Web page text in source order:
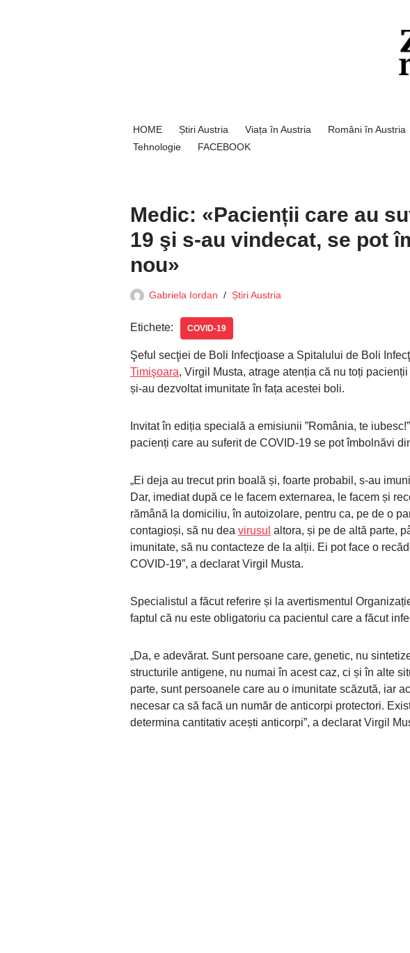
HOME Știri Austria Viața în Austria Români în Austria
Tehnologie
FACEBOOK
Medic: «Pacienții care au
19 şi s-au vindecat, se pot
nou»
Gabriela Iordan Știri Austria
Etichete: COVID-19
Şeful secţiei de Boli Infecţioase a Spitalului de Boli
Timişoara, Virgil Musta, atrage atenția că nu toți
și-au dezvoltat imunitate în fața acestei boli.
Invitat în ediția specială a emisiunii ”România, te
pacienți care au suferit de COVID-19 se pot îmbolnăvi
„Ei deja au trecut prin boală și, foarte probabil, s-au
Dar, imediat după ce le facem externarea, le facem și
rămână la domiciliu, în autoizolare, pentru ca, pe de o
contagioși, să nu dea virusul altora, și pe de altă parte,
imunitate, să nu contacteze de la alții. Ei pot face o
COVID-19”, a declarat Virgil Musta.
Specialistul a făcut referire și la avertismentul
faptul că nu este obligatoriu ca pacientul care a făcut
„Da, e adevărat. Sunt persoane care, genetic, nu
structurile antigene, nu numai în acest caz, ci și în alte
parte, sunt persoanele care au o imunitate scăzută, iar
necesar ca să facă un număr de anticorpi protectori.
determina cantitativ acești anticorpi”, a declarat Virgil